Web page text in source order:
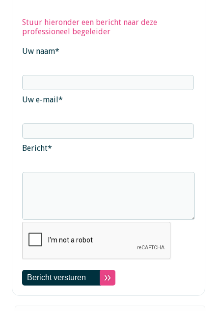
Stuur hieronder een bericht naar deze
professioneel begeleider
Uw naam*
Uw e-mail*
Bericht*